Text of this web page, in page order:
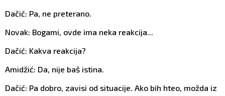
Dačić: Pa, ne preterano.
Novak: Bogami, ovde ima neka reakcija...
Dačić: Kakva reakcija?
Amidžić: Da, nije baš istina.
Dačić: Pa dobro, zavisi od situacije. Ako bih hteo, možda iz